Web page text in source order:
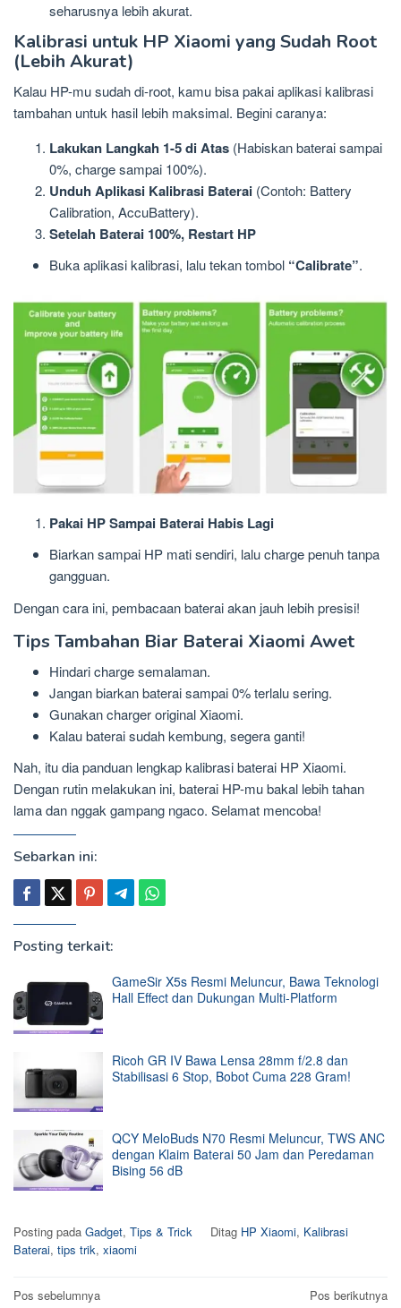
seharusnya lebih akurat.
Kalibrasi untuk HP Xiaomi yang Sudah Root
(Lebih Akurat)
Kalau HP-mu sudah di-root, kamu bisa pakai aplikasi kalibrasi
tambahan untuk hasil lebih maksimal. Begini caranya:
Lakukan Langkah 1-5 di Atas (Habiskan baterai sampai
0%, charge sampai 100%).
Unduh Aplikasi Kalibrasi Baterai (Contoh: Battery
Calibration, AccuBattery).
Setelah Baterai 100%, Restart HP
Buka aplikasi kalibrasi, lalu tekan tombol “Calibrate”.
Pakai HP Sampai Baterai Habis Lagi
Biarkan sampai HP mati sendiri, lalu charge penuh tanpa
gangguan.
Dengan cara ini, pembacaan baterai akan jauh lebih presisi!
Tips Tambahan Biar Baterai Xiaomi Awet
Hindari charge semalaman.
Jangan biarkan baterai sampai 0% terlalu sering.
Gunakan charger original Xiaomi.
Kalau baterai sudah kembung, segera ganti!
Nah, itu dia panduan lengkap kalibrasi baterai HP Xiaomi.
Dengan rutin melakukan ini, baterai HP-mu bakal lebih tahan
lama dan nggak gampang ngaco. Selamat mencoba!
Sebarkan ini:
Posting terkait:
GameSir X5s Resmi Meluncur, Bawa Teknologi
Hall Effect dan Dukungan Multi-Platform
Ricoh GR IV Bawa Lensa 28mm f/2.8 dan
Stabilisasi 6 Stop, Bobot Cuma 228 Gram!
QCY MeloBuds N70 Resmi Meluncur, TWS ANC
dengan Klaim Baterai 50 Jam dan Peredaman
Bising 56 dB
Posting pada Gadget, Tips & Trick Ditag HP Xiaomi, Kalibrasi
Baterai, tips trik, xiaomi
Navigasi
Pos sebelumnya
Pos berikutnya